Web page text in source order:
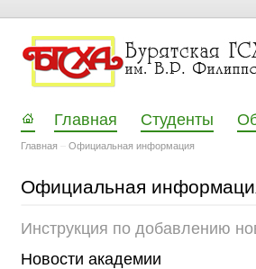
Главная Студенты
Главная Официальная информация
Официальная
Инструкция по добавлению
Новости академии